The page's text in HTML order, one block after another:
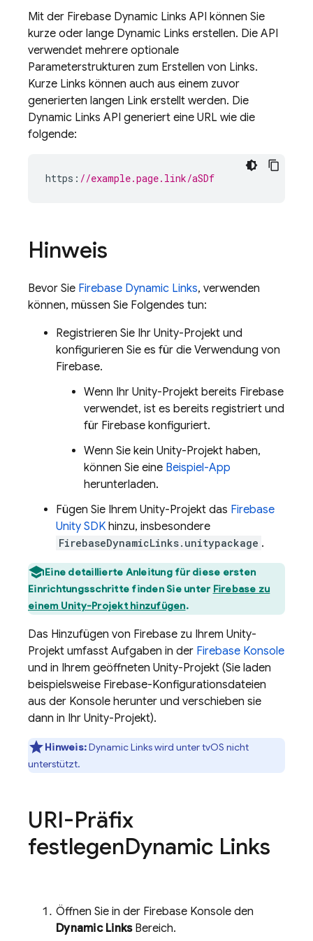
Mit der Firebase Dynamic Links API können Sie
kurze oder lange Dynamic Links erstellen. Die API
verwendet mehrere optionale
Parameterstrukturen zum Erstellen von Links.
Kurze Links können auch aus einem zuvor
generierten langen Link erstellt werden. Die
Dynamic Links API generiert eine URL wie die
folgende:
https : //example.page.link/aSDf
Hinweis
Bevor Sie Firebase Dynamic Links, verwenden
können, müssen Sie Folgendes tun:
Registrieren Sie Ihr Unity-Projekt und
konfigurieren Sie es für die Verwendung von
Firebase.
Wenn Ihr Unity-Projekt bereits Firebase
verwendet, ist es bereits registriert und
für Firebase konfiguriert.
Wenn Sie kein Unity-Projekt haben,
können Sie eine Beispiel-App
herunterladen.
Fügen Sie Ihrem Unity-Projekt das Firebase
Unity SDK hinzu, insbesondere
FirebaseDynamicLinks.unitypackage .
Eine detaillierte Anleitung für diese ersten
Einrichtungsschritte finden Sie unter Firebase zu
einem Unity-Projekt hinzufügen.
Das Hinzufügen von Firebase zu Ihrem Unity-
Projekt umfasst Aufgaben in der Firebase Konsole
und in Ihrem geöffneten Unity-Projekt (Sie laden
beispielsweise Firebase-Konfigurationsdateien
aus der Konsole herunter und verschieben sie
dann in Ihr Unity-Projekt).
Hinweis:Dynamic Linkswird unter tvOS nicht
unterstützt.
URI-Präfix
festlegenDynamic Links
Öffnen Sie in der Firebase Konsole den
Dynamic LinksBereich.